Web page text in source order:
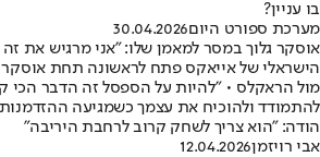
בו עניין?
מערכת ספורט היום30.04.2026
אוסקר גלוך במסר למאמן שלו: "אני מרגיש את זה
מול הראקלס • "להיות על הספסל זה הדבר הכי
להתמודד ולהוכיח את עצמך כשמגיעה
הודה: "הוא צריך לשחק קרוב לרחבת היריבה"
אבי רויזמן12.04.2026